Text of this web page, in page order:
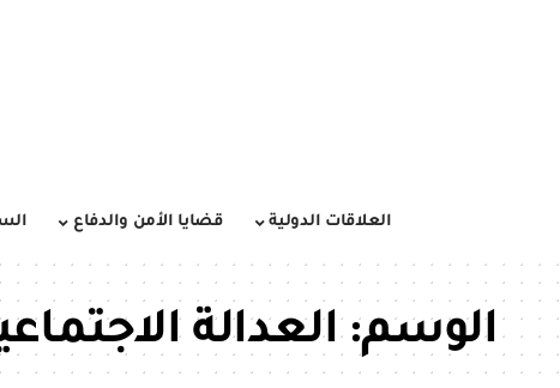
العلاقات الدولية قضايا الأمن والدفاع
الوسم:العدالة